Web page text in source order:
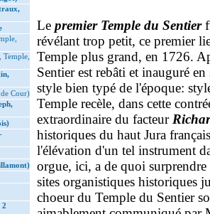
Temple,
de Cour)
2
Le premier Temple du Sentier
révélant trop petit, ce premier
Temple plus grand, en 1726.
Sentier est rebâti et inauguré
style bien typé de l'époque:
Temple recèle, dans cette
extraordinaire du facteur
historiques du haut Jura
l'élévation d'un tel instrument
orgue, ici, a de quoi
sites organistiques historiques
choeur du Temple du Sentier